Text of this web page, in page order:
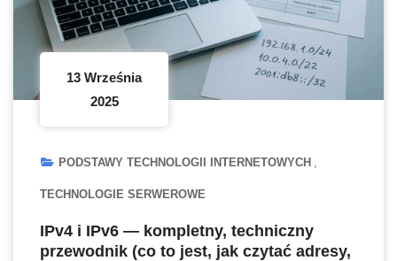
13 Września
2025
PODSTAWY TECHNOLOGII INTERNETOWYCH
TECHNOLOGIE SERWEROWE
IPv4 i IPv6 — kompletny, techniczny
przewodnik (co to jest, jak czytać adresy,